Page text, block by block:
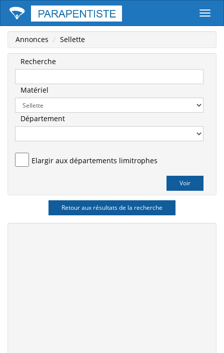
Annonces Sellette
Recherche
Matériel
Département
Elargir aux départements limitrophes
Retour aux résultats de la recherche